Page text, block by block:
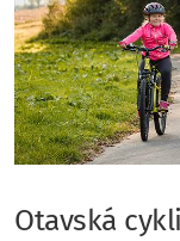
Otavská